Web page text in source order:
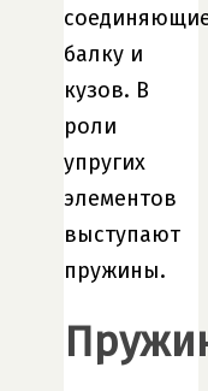
балку и
кузов. В
роли
упругих
элементов
выступают
пружины.